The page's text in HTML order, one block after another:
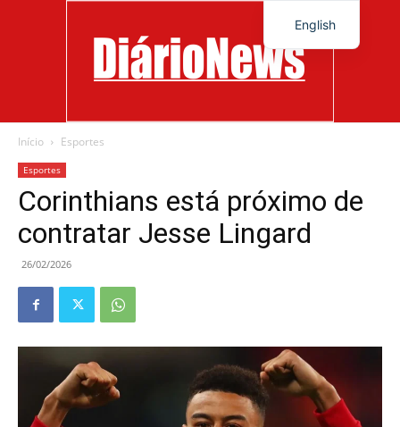
News
Início Esportes
Esportes
Corinthians está próximo de
contratar Jesse Lingard
26/02/2026
English